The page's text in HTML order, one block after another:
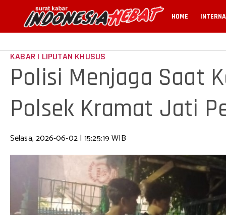
HOME
KABAR | LIPUTAN KHUSUS
Polisi Menjaga Saat
Polsek Kramat Jati
Jalana
Selasa, 2026-06-02 | 15:25:19 WIB